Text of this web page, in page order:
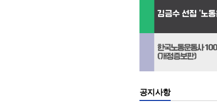
공지사항